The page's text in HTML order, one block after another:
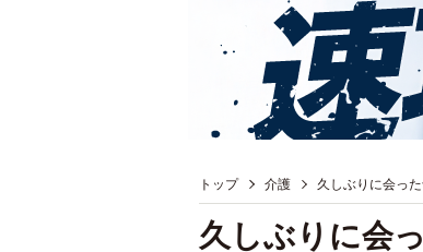
トップ 介護 久しぶりに会っ
久しぶりに会